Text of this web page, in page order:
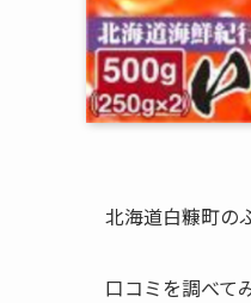
北海道白糠町の
口コミを調べて